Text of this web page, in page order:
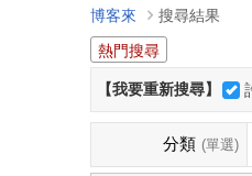
博客來
搜尋結果
熱門搜尋
【我要重新搜尋】
分類 (單選)